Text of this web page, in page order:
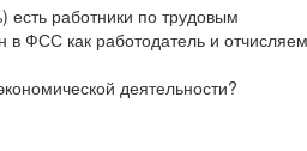
работники по трудовым
в ФСС как работодатель и отчисляем
деятельности?